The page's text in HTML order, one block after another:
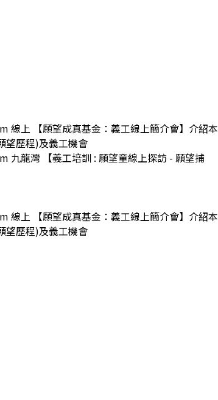
線上 【願望成真基金：義工線上簡介會】介紹本
望歷程)及義工機會
九龍灣 【義工培訓 : 願望童線上探訪 - 願望捕
線上 【願望成真基金：義工線上簡介會】介紹本
望歷程)及義工機會